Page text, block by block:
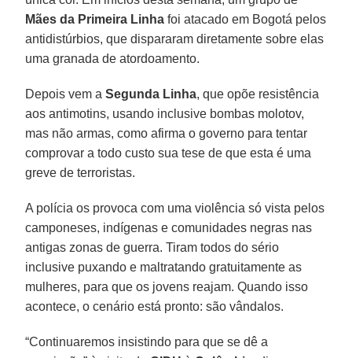
Mães da Primeira Linha foi atacado em Bogotá pelos
antidistúrbios, que dispararam diretamente sobre elas
uma granada de atordoamento.
Depois vem aSegunda Linha, que opõe resistência
aos antimotins, usando inclusive bombas molotov,
mas não armas, como afirma o governo para tentar
comprovar a todo custo sua tese de que esta é uma
greve de terroristas.
A polícia os provoca com uma violência só vista pelos
camponeses, indígenas e comunidades negras nas
antigas zonas de guerra. Tiram todos do sério
inclusive puxando e maltratando gratuitamente as
mulheres, para que os jovens reajam. Quando isso
acontece, o cenário está pronto: são vândalos.
“Continuaremos insistindo para que se dê a